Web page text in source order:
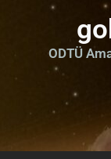
ODTÜ